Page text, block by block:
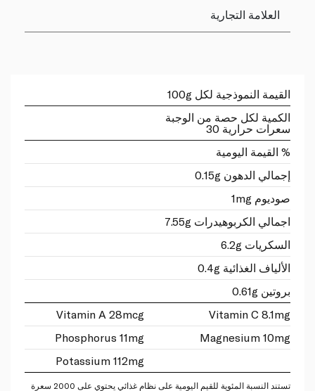
العلامة التجارية
القيمة النموذجية لكل 100g
الكمية لكل حصة من الوجبة
سعرات حرارية 30
% القيمة اليومية
إجمالي الدهون 0.15g
صوديوم 1mg
اجمالي الكربوهيدرات 7.55g
السكريات 6.2g
الألياف الغذائية 0.4g
بروتين 0.61g
Vitamin A 28mcg
Vitamin C 8.1mg
Phosphorus 11mg
Magnesium 10mg
Potassium 112mg
تستند النسبة المئوية للقيم اليومية على نظام غذائي يحتوي على 2000 سعرة